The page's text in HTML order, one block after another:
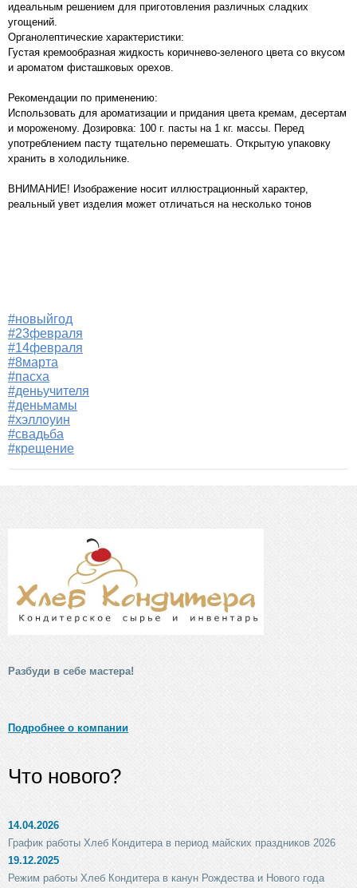
идеальным решением для приготовления различных сладких
угощений.
Органолептические характеристики:
Густая кремообразная жидкость коричнево-зеленого цвета со вкусом
и ароматом фисташковых орехов.
Рекомендации по применению:
Использовать для ароматизации и придания цвета кремам, десертам
и мороженому. Дозировка: 100 г. пасты на 1 кг. массы. Перед
употреблением пасту тщательно перемешать. Открытую упаковку
хранить в холодильнике.
ВНИМАНИЕ! Изображение носит иллюстрационный характер,
реальный увет изделия может отличаться на несколько тонов
#новыйгод
#23февраля
#14февраля
#8марта
#пасха
#деньучителя
#деньмамы
#хэллоуин
#свадьба
#крещение
Разбуди в себе мастера!
Подробнее о компании
Что нового?
14.04.2026
График работы Хлеб Кондитера в период майских праздников 2026
19.12.2025
Режим работы Хлеб Кондитера в канун Рождества и Нового года